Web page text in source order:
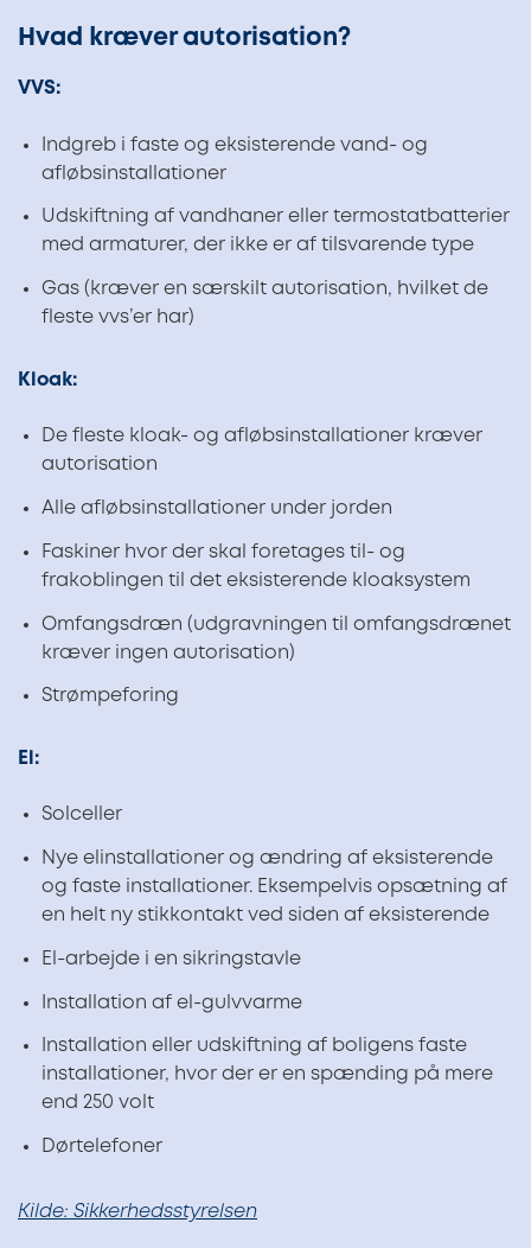
Hvad kræver autorisation?
VVS:
Indgreb i faste og eksisterende vand- og
afløbsinstallationer
Udskiftning af vandhaner eller termostatbatterier
med armaturer, der ikke er af tilsvarende type
Gas (kræver en særskilt autorisation, hvilket de
fleste vvs’er har)
Kloak:
De fleste kloak- og afløbsinstallationer kræver
autorisation
Alle afløbsinstallationer under jorden
Faskiner hvor der skal foretages til- og
frakoblingen til det eksisterende kloaksystem
Omfangsdræn (udgravningen til omfangsdrænet
kræver ingen autorisation)
Strømpeforing
El:
Solceller
Nye elinstallationer og ændring af eksisterende
og faste installationer. Eksempelvis opsætning af
en helt ny stikkontakt ved siden af eksisterende
El-arbejde i en sikringstavle
Installation af el-gulvvarme
Installation eller udskiftning af boligens faste
installationer, hvor der er en spænding på mere
end 250 volt
Dørtelefoner
Kilde: Sikkerhedsstyrelsen